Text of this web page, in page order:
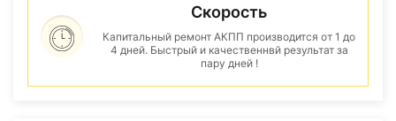
Скорость
Капитальный ремонт АКПП производится от 1 до
4 дней. Быстрый и качественнвй результат за
пару дней !